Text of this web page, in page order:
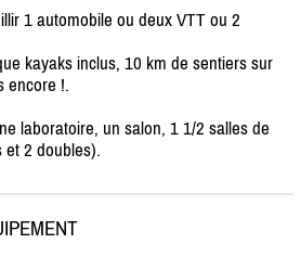
1 automobile ou deux VTT ou 2
kayaks inclus, 10 km de sentiers sur
encore !.
laboratoire, un salon, 1 1/2 salles de
et 2 doubles).